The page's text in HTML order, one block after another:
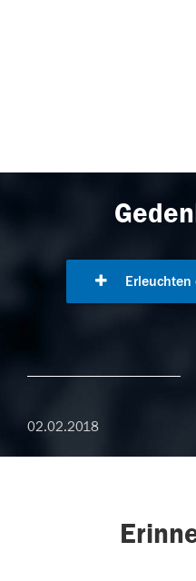
Erleuchten
02.02.2018